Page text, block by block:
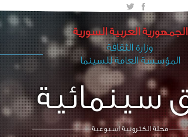
الجمهورية العربية السورية
وزارة الثقافة
المؤسسة العامة للسينما
سينمائية
مجلة الكترونية اسبوعية